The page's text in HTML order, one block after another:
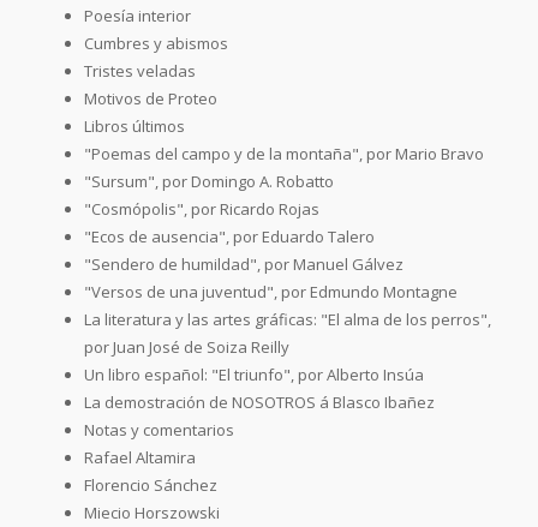
Poesía interior
Cumbres y abismos
Tristes veladas
Motivos de Proteo
Libros últimos
"Poemas del campo y de la montaña", por Mario Bravo
"Sursum", por Domingo A. Robatto
"Cosmópolis", por Ricardo Rojas
"Ecos de ausencia", por Eduardo Talero
"Sendero de humildad", por Manuel Gálvez
"Versos de una juventud", por Edmundo Montagne
La literatura y las artes gráficas: "El alma de los perros",
por Juan José de Soiza Reilly
Un libro español: "El triunfo", por Alberto Insúa
La demostración de NOSOTROS á Blasco Ibañez
Notas y comentarios
Rafael Altamira
Florencio Sánchez
Miecio Horszowski